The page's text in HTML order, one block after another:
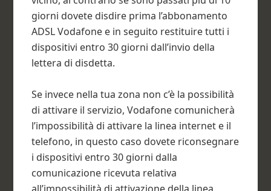
giorni dovete disdire prima l’abbonamento
ADSL Vodafone e in seguito restituire tutti i
dispositivi entro 30 giorni dall’invio della
lettera di disdetta.
Se invece nella tua zona non c’è la possibilità
di attivare il servizio, Vodafone comunicherà
l’impossibilità di attivare la linea internet e il
telefono, in questo caso dovete riconsegnare
i dispositivi entro 30 giorni dalla
comunicazione ricevuta relativa